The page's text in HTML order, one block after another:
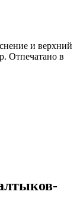
и верхний
Отпечатано в